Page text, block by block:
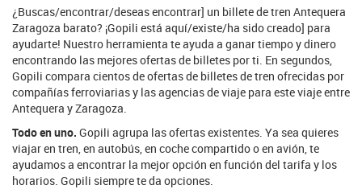
¿Buscas/encontrar/deseas encontrar] un billete de tren Antequera
Zaragoza barato? ¡Gopili está aquí/existe/ha sido creado] para
ayudarte! Nuestro herramienta te ayuda a ganar tiempo y dinero
encontrando las mejores ofertas de billetes por ti. En segundos,
Gopili compara cientos de ofertas de billetes de tren ofrecidas por
compañías ferroviarias y las agencias de viaje para este viaje entre
Antequera y Zaragoza.
Todo en uno. Gopili agrupa las ofertas existentes. Ya sea quieres
viajar en tren, en autobús, en coche compartido o en avión, te
ayudamos a encontrar la mejor opción en función del tarifa y los
horarios. Gopili siempre te da opciones.